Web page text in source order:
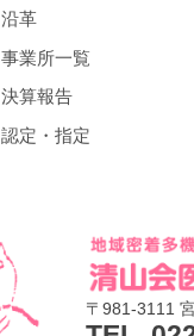
沿革
事業所一覧
決算報告
認定・指定
〒981-3111